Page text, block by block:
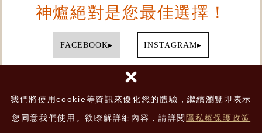
我們將使用cookie等資訊來優化您的體驗，繼續瀏覽即表示
您同意我們使用。欲瞭解詳細內容，請詳閱 隱私權保護政策
×
神爐絕對是您最佳選擇！
FACEBOOK▸ INSTAGRAM▸
YOUTUBE